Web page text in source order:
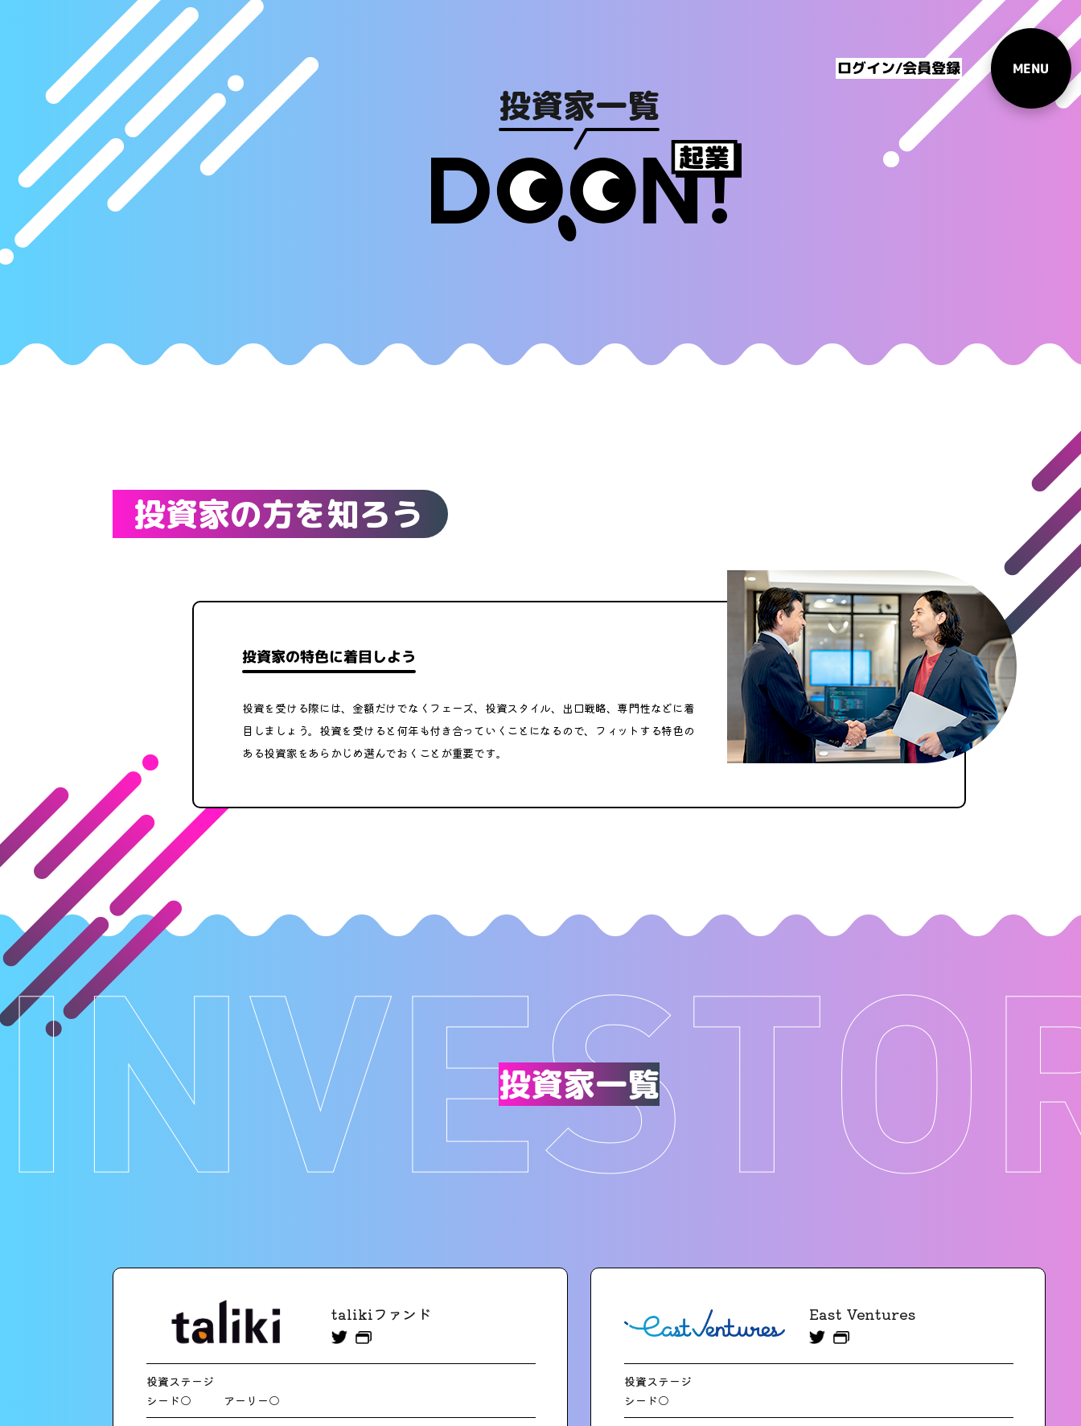
投資家一覧
投資家の方を知ろう
投資家の特色に着目しよう
投資を受ける際には、金額だけでなくフェーズ、投資スタイル、出口戦略、専門性などに着
目しましょう。投資を受けると何年も付き合っていくことになるので、フィットする特色の
ある投資家をあらかじめ選んでおくことが重要です。
投資家一覧
talikiファンド
投資ステージ
シード○
アーリー○
East Ventures
投資ステージ
シード○
ログイン/会員登録 MENU